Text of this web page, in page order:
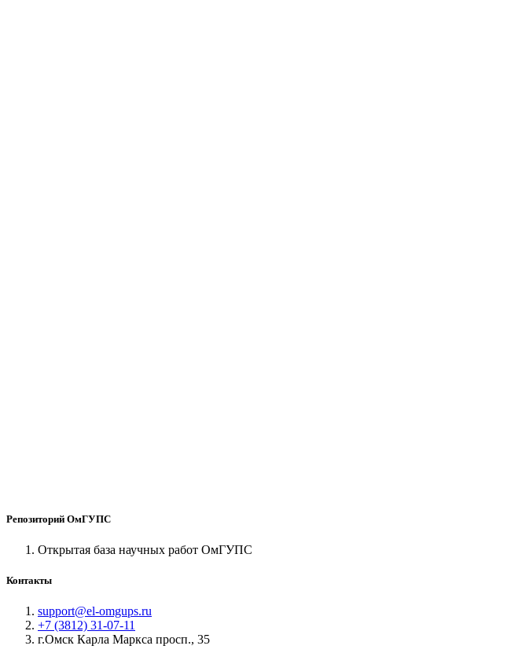
Репозиторий ОмГУПС
Открытая база научных работ ОмГУПС
Контакты
support@el-omgups.ru
+7 (3812) 31-07-11
г.Омск Карла Маркса просп., 35